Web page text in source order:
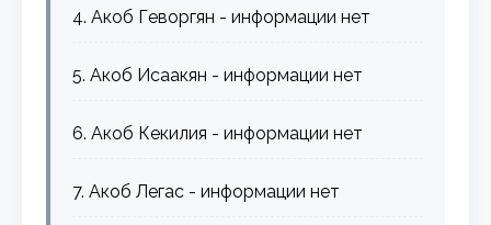
4. Акоб Геворгян - информации нет
5. Акоб Исаакян - информации нет
6. Акоб Кекилия - информации нет
7. Акоб Легас - информации нет